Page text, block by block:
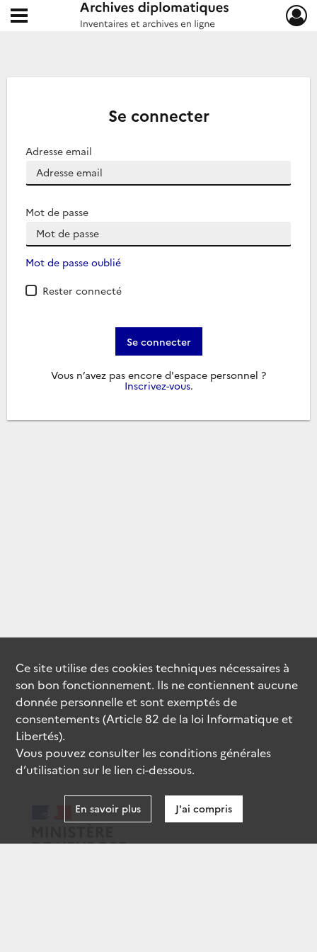
Archives diplomatiques
Ouvrir le menu déroulant
Se connecter
Adresse email
Mot de passe
Mot de passe oublié
Rester connecté
Se connecter
Vous n’avez pas encore d'espace personnel ?
Inscrivez-vous.
Ce site utilise descookiestechniques nécessaires à
son bon fonctionnement. Ils ne contiennent aucune
donnée personnelle et sont exemptés de
consentements (Article 82 de la loi Informatique et
Libertés).
Vous pouvez consulter les conditions générales
d’utilisation sur le lien ci-dessous.
En savoir plus J'ai compris